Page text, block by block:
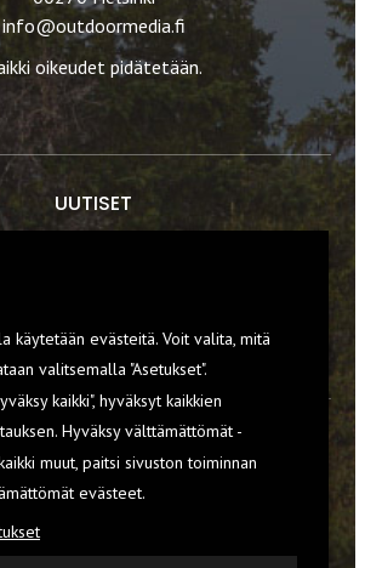
info@outdoormedia.fi
oikeudet pidätetään.
UUTISET
VARUSTEET
TILAA RETKI-LEHTI
YHTEYSTIEDOT
REKISTERISELOSTE
käytetään evästeitä. Voit valita, mitä
valitsemalla "Asetukset".
kaikki", hyväksyt kaikkien
Hyväksy välttämättömät -
muut, paitsi sivuston toiminnan
evästeet.